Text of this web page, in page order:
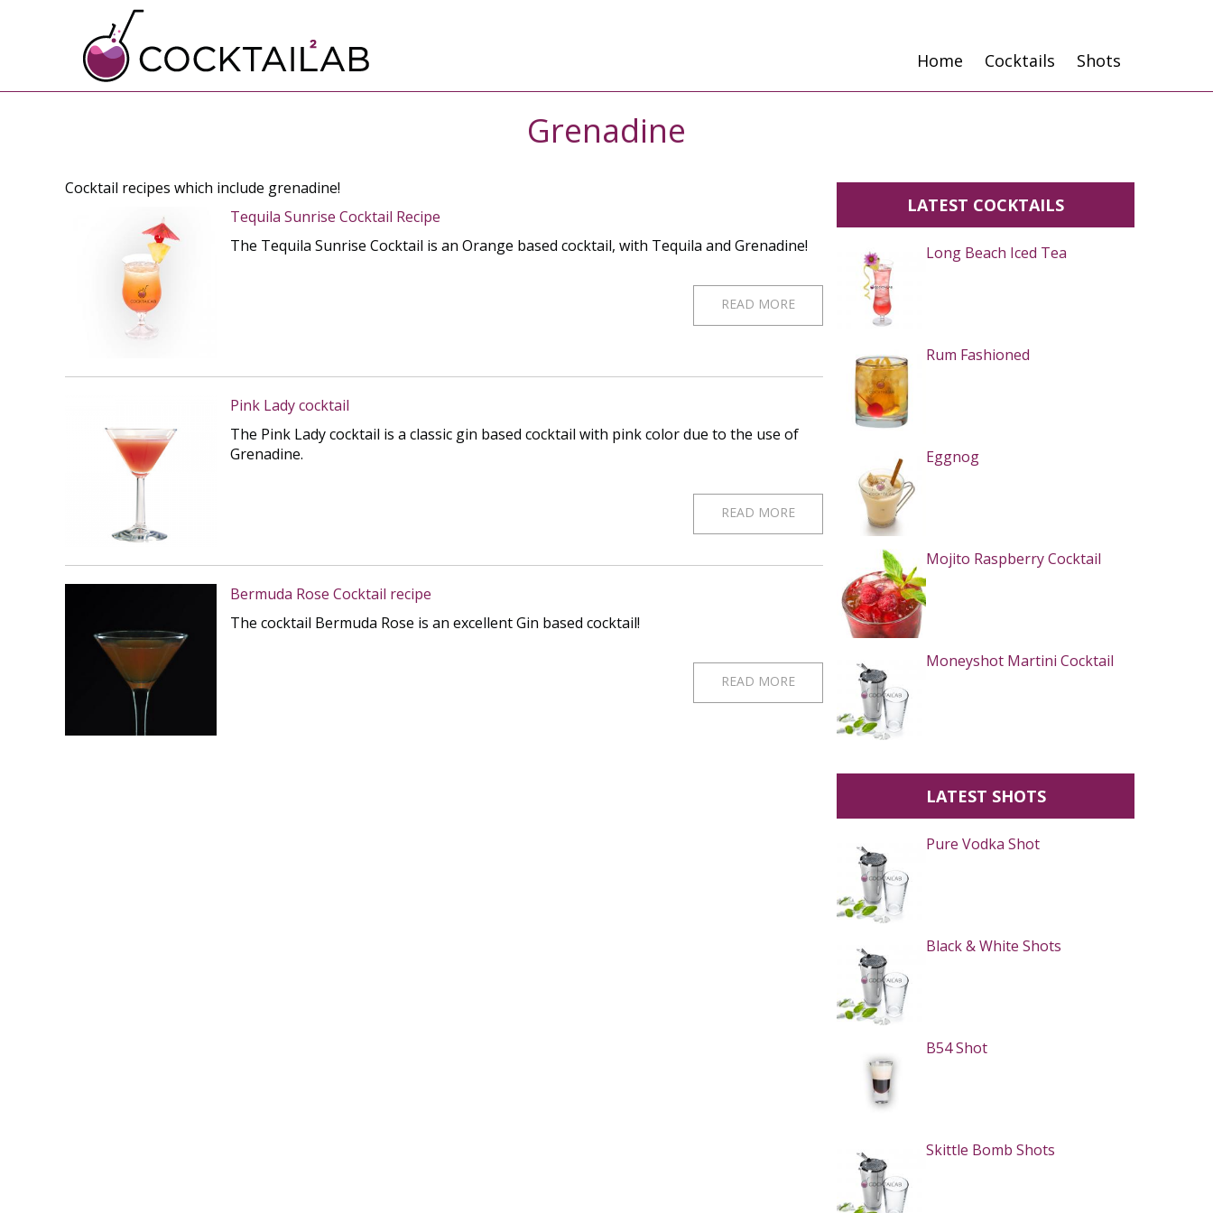
Home Cocktails Shots
Grenadine
Cocktail recipes which include grenadine!
Tequila Sunrise Cocktail Recipe
The Tequila Sunrise Cocktail is an Orange based cocktail, with Tequila and Grenadine!
READ MORE
Pink Lady cocktail
The Pink Lady cocktail is a classic gin based cocktail with pink color due to the use of
Grenadine.
READ MORE
Bermuda Rose Cocktail recipe
The cocktail Bermuda Rose is an excellent Gin based cocktail!
READ MORE
LATEST COCKTAILS
Long Beach Iced Tea
Rum Fashioned
Eggnog
Mojito Raspberry Cocktail
Moneyshot Martini Cocktail
LATEST SHOTS
Pure Vodka Shot
Black & White Shots
B54 Shot
Skittle Bomb Shots